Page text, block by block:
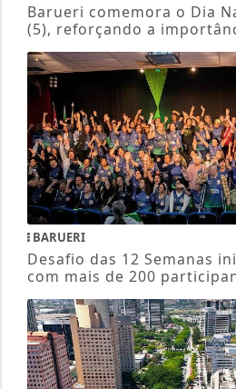
Barueri comemora o Dia
(5), reforçando a
BARUERI
Desafio das 12 Semanas
com mais de 200